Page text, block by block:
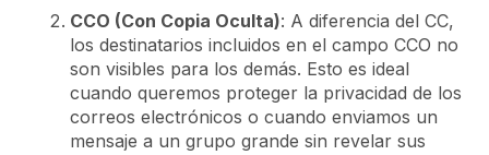
CCO (Con Copia Oculta): A diferencia del CC,
los destinatarios incluidos en el campo CCO no
son visibles para los demás. Esto es ideal
cuando queremos proteger la privacidad de los
correos electrónicos o cuando enviamos un
mensaje a un grupo grande sin revelar sus